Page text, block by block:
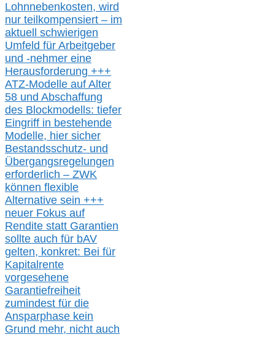
Lohnnebenkosten, wird
nur teilkompensiert – im
aktuell schwierigen
Umfeld für Arbeitgeber
und -nehmer eine
Herausforderung +++
ATZ-Modelle auf Alter
58 und Abschaffung
des Blockmodells: tiefer
Eingriff in bestehende
Modelle, hier sicher
Bestandsschutz- und
Übergangsregelungen
erforderlich – ZWK
können flexible
Alternative sein +++
neuer Fokus auf
Rendite statt Garantien
sollte auch für bAV
gelten, konkret: Bei für
Kapitalrente
vorgesehene
Garantiefreiheit
zumindest für die
Ansparphase kein
Grund mehr, nicht auch